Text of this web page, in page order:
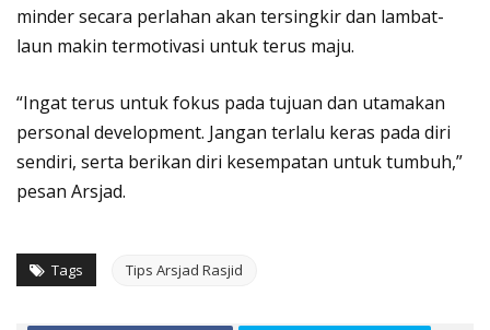
minder secara perlahan akan tersingkir dan lambat-
laun makin termotivasi untuk terus maju.
“Ingat terus untuk fokus pada tujuan dan utamakan
personal development. Jangan terlalu keras pada diri
sendiri, serta berikan diri kesempatan untuk tumbuh,”
pesan Arsjad.
Tags Tips Arsjad Rasjid